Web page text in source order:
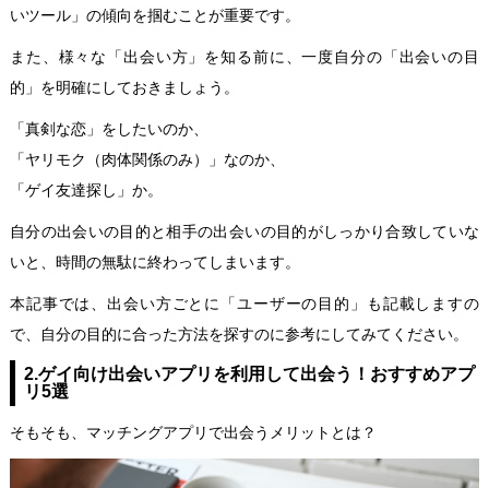
いツール」の傾向を掴むことが重要です。
また、様々な「出会い方」を知る前に、一度自分の「出会いの目
的」を明確にしておきましょう。
「真剣な恋」をしたいのか、
「ヤリモク（肉体関係のみ）」なのか、
「ゲイ友達探し」か。
自分の出会いの目的と相手の出会いの目的がしっかり合致していな
いと、時間の無駄に終わってしまいます。
本記事では、出会い方ごとに「ユーザーの目的」も記載しますの
で、自分の目的に合った方法を探すのに参考にしてみてください。
2.ゲイ向け出会いアプリを利用して出会う！おすすめアプ
リ5選
そもそも、マッチングアプリで出会うメリットとは？